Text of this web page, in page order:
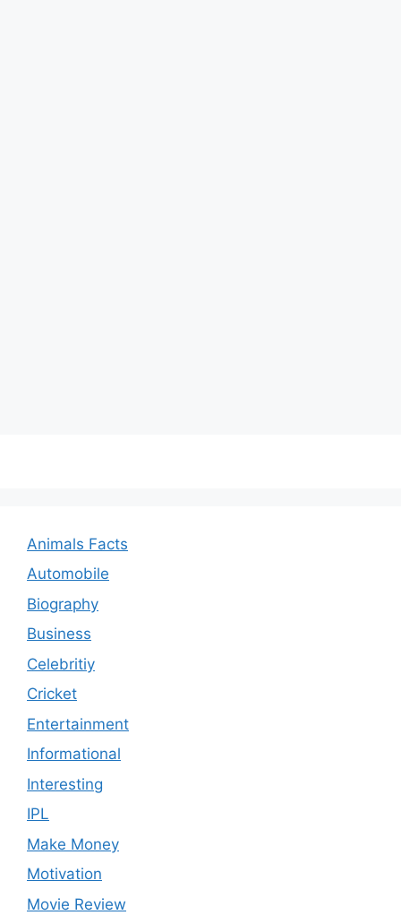
Animals Facts
Automobile
Biography
Business
Celebritiy
Cricket
Entertainment
Informational
Interesting
IPL
Make Money
Motivation
Movie Review